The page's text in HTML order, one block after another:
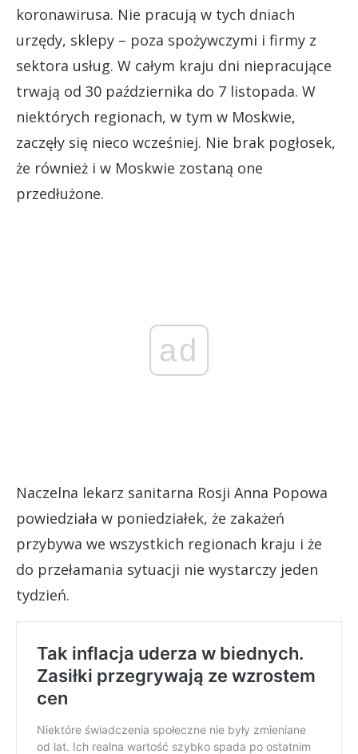
koronawirusa. Nie pracują w tych dniach
urzędy, sklepy – poza spożywczymi i firmy z
sektora usług. W całym kraju dni niepracujące
trwają od 30 października do 7 listopada. W
niektórych regionach, w tym w Moskwie,
zaczęły się nieco wcześniej. Nie brak pogłosek,
że również i w Moskwie zostaną one
przedłużone.
ad
Naczelna lekarz sanitarna Rosji Anna Popowa
powiedziała w poniedziałek, że zakażeń
przybywa we wszystkich regionach kraju i że
do przełamania sytuacji nie wystarczy jeden
tydzień.